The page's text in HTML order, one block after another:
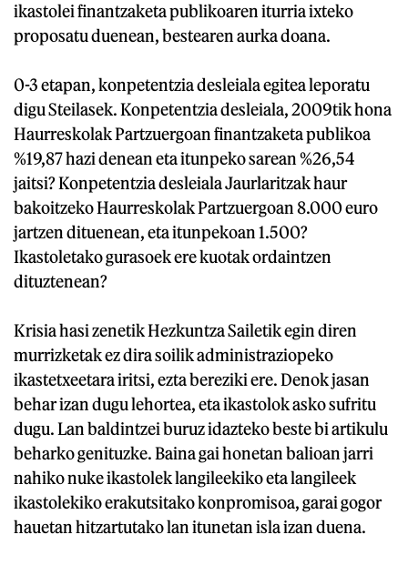
ikastolei finantzaketa publikoaren iturria ixteko
proposatu duenean, bestearen aurka doana.
0-3 etapan, konpetentzia desleiala egitea leporatu
digu Steilasek. Konpetentzia desleiala, 2009tik hona
Haurreskolak Partzuergoan finantzaketa publikoa
%19,87 hazi denean eta itunpeko sarean %26,54
jaitsi? Konpetentzia desleiala Jaurlaritzak haur
bakoitzeko Haurreskolak Partzuergoan 8.000 euro
jartzen dituenean, eta itunpekoan 1.500?
Ikastoletako gurasoek ere kuotak ordaintzen
dituztenean?
Krisia hasi zenetik Hezkuntza Sailetik egin diren
murrizketak ez dira soilik administraziopeko
ikastetxeetara iritsi, ezta bereziki ere. Denok jasan
behar izan dugu lehortea, eta ikastolok asko sufritu
dugu. Lan baldintzei buruz idazteko beste bi artikulu
beharko genituzke. Baina gai honetan balioan jarri
nahiko nuke ikastolek langileekiko eta langileek
ikastolekiko erakutsitako konpromisoa, garai gogor
hauetan hitzartutako lan itunetan isla izan duena.